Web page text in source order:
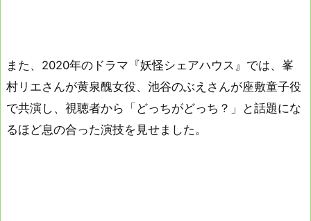
また、2020年のドラマ『妖怪シェアハウス』では、峯
村リエさんが黄泉醜女役、池谷のぶえさんが座敷童子役
で共演し、視聴者から「どっちがどっち？」と話題にな
るほど息の合った演技を見せました。